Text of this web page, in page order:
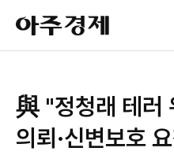
아
주
경
與 "정청래 테러
의뢰·신변보호